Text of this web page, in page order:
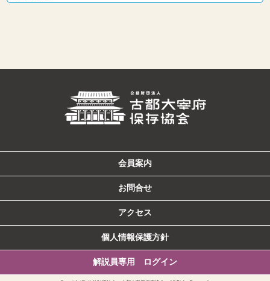
会員案内
お問合せ
アクセス
個人情報保護方針
解説員専用 ログイン